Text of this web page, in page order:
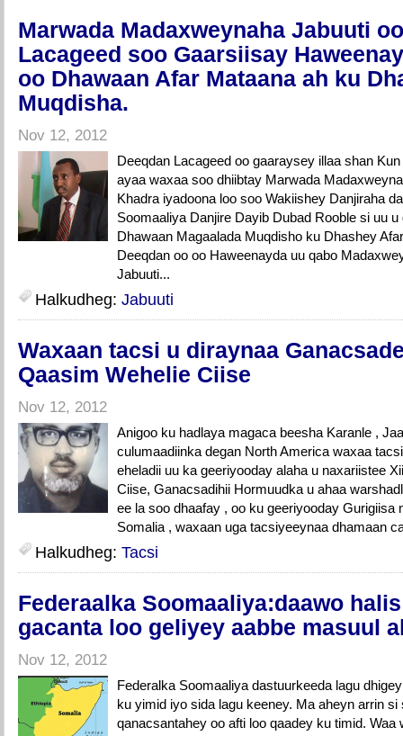
Marwada Madaxweynaha Jabuuti
Lacageed soo Gaarsiisay
oo Dhawaan Afar Mataana ah ku
Muqdisha.
Nov 12, 2012
Deeqdan Lacageed oo gaaraysey illaa shan
ayaa waxaa soo dhiibtay Marwada
Khadra iyadoona loo soo Wakiishey Danjiraha
Soomaaliya Danjire Dayib Dubad Rooble si uu
Dhawaan Magaalada Muqdisho ku Dhashey
Deeqdan oo oo Haweenayda uu qabo
Jabuuti...
Halkudheg: Jabuuti
Waxaan tacsi u diraynaa
Qaasim Wehelie Ciise
Nov 12, 2012
Anigoo ku hadlaya magaca beesha Karanle ,
culumaadiinka degan North America waxaa
eheladii uu ka geeriyooday alaha u naxariistee
Ciise, Ganacsadihii Hormuudka u ahaa
ee la soo dhaafay , oo ku geeriyooday Gurigiisa
Somalia , waxaan uga tacsiyeeynaa dhamaan
Halkudheg: Tacsi
Federaalka Soomaaliya:daawo
gacanta loo geliyey aabbe masuul
Nov 12, 2012
Federalka Soomaaliya dastuurkeeda lagu
ku yimid iyo sida lagu keeney. Ma aheyn arrin
qanacsantahey oo afti loo qaadey ku timid.